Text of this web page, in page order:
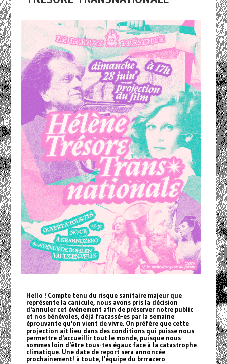
Hello ! Compte tenu du risque sanitaire majeur que
représente la canicule, nous avons pris la décision
d'annuler cet évènement afin de préserver notre public
et nos bénévoles, déjà fracassé-es par la semaine
éprouvante qu'on vient de vivre. On préfère que cette
projection ait lieu dans des conditions qui puisse nous
permettre d'accueillir tout le monde, puisque nous
sommes loin d'être tous-tes égaux face à la catastrophe
climatique. Une date de report sera annoncée
prochainement! à toute, l'équipe du brrrazero